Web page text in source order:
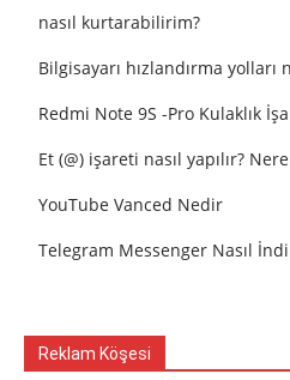
nasıl kurtarabilirim?
Bilgisayarı hızlandırma yolları
Redmi Note 9S -Pro Kulaklık
Et (@) işareti nasıl yapılır?
YouTube Vanced Nedir
Telegram Messenger Nasıl
Reklam Köşesi